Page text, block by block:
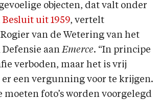
objecten, dat valt onder
uit 1959, vertelt
van de Wetering van het
aan Emerce. “In principe
verboden, maar het is vrij
een vergunning voor te krijgen.
moeten foto’s worden voorgelegd